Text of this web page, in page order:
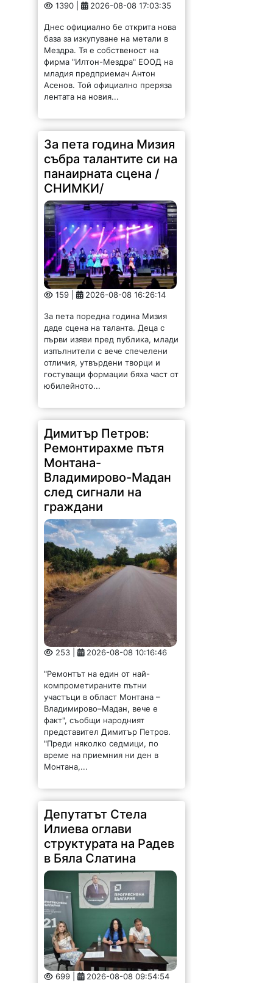
1390 | 2026-08-08 17:03:35
Днес официално бе открита нова
база за изкупуване на метали в
Мездра. Тя е собственост на
фирма "Илтон-Мездра" ЕООД на
младия предприемач Антон
Асенов. Той официално преряза
лентата на новия...
За пета година Мизия
събра талантите си на
панаирната сцена /
СНИМКИ/
159 | 2026-08-08 16:26:14
За пета поредна година Мизия
даде сцена на таланта. Деца с
първи изяви пред публика, млади
изпълнители с вече спечелени
отличия, утвърдени творци и
гостуващи формации бяха част от
юбилейното...
Димитър Петров:
Ремонтирахме пътя
Монтана-
Владимирово-Мадан
след сигнали на
граждани
253 | 2026-08-08 10:16:46
"Ремонтът на един от най-
компрометираните пътни
участъци в област Монтана –
Владимирово–Мадан, вече е
факт", съобщи народният
представител Димитър Петров.
"Преди няколко седмици, по
време на приемния ни ден в
Монтана,...
Депутатът Стела
Илиева оглави
структурата на Радев
в Бяла Слатина
699 | 2026-08-08 09:54:54